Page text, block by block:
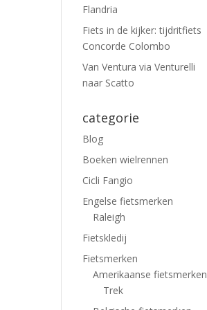
Flandria
Fiets in de kijker: tijdritfiets
Concorde Colombo
Van Ventura via Venturelli
naar Scatto
categorie
Blog
Boeken wielrennen
Cicli Fangio
Engelse fietsmerken
Raleigh
Fietskledij
Fietsmerken
Amerikaanse fietsmerken
Trek